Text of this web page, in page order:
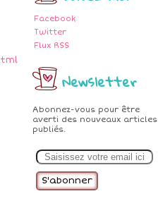
Facebook
Twitter
Flux RSS
Newsletter
Abonnez-vous pour être
averti des nouveaux articles
publiés.
m